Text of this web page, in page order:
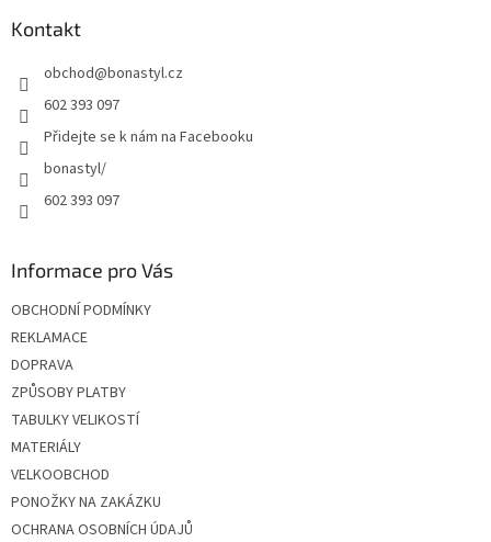
Kontakt
obchod@bonastyl.cz
602 393 097
Přidejte se k nám na Facebooku
bonastyl/
602 393 097
Informace pro Vás
OBCHODNÍ PODMÍNKY
REKLAMACE
DOPRAVA
ZPŮSOBY PLATBY
TABULKY VELIKOSTÍ
MATERIÁLY
VELKOOBCHOD
PONOŽKY NA ZAKÁZKU
OCHRANA OSOBNÍCH ÚDAJŮ